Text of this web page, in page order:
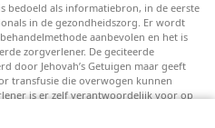
bedoeld als informatiebron, in de eerste
in de gezondheidszorg. Er wordt
aanbevolen en het is
zorgverlener. De geciteerde
door Jehovah’s Getuigen maar geeft
transfusie die overwogen kunnen
is er zelf verantwoordelijk voor op
te maken die passen bij hun